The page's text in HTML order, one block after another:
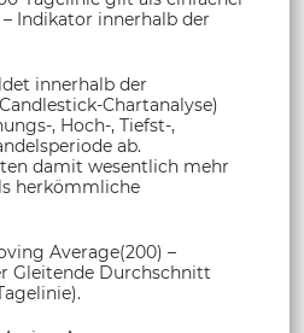
Indikator innerhalb der
innerhalb der
Chartanalyse)
, Hoch-, Tiefst-,
ab.
damit wesentlich mehr
herkömmliche
Average(200) –
Gleitende Durchschnitt